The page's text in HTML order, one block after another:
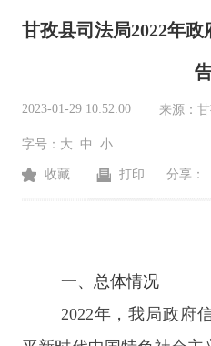
甘孜县司法局2022年
2023-01-29 10:52:00 来源：
字号： 大 中 小
收藏 打印 分享：
一、总体情况
2022年，我局政府